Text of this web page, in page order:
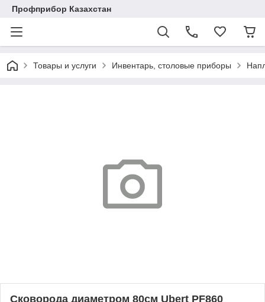
Профприбор Казахстан
Товары и услуги Инвентарь, столовые приборы
Сковорода диаметром 80см Ubert PF860